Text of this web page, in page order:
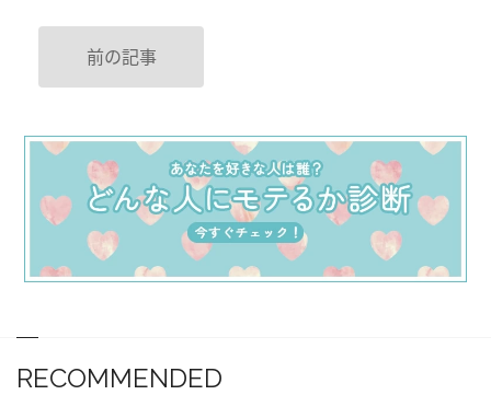
前の記事
RECOMMENDED